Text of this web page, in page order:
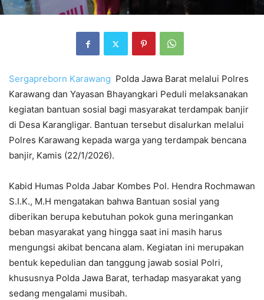
Sergapreborn Karawang Polda Jawa Barat melalui Polres
Karawang dan Yayasan Bhayangkari Peduli melaksanakan
kegiatan bantuan sosial bagi masyarakat terdampak banjir
di Desa Karangligar. Bantuan tersebut disalurkan melalui
Polres Karawang kepada warga yang terdampak bencana
banjir, Kamis (22/1/2026).
Kabid Humas Polda Jabar Kombes Pol. Hendra Rochmawan
S.I.K., M.H mengatakan bahwa Bantuan sosial yang
diberikan berupa kebutuhan pokok guna meringankan
beban masyarakat yang hingga saat ini masih harus
mengungsi akibat bencana alam. Kegiatan ini merupakan
bentuk kepedulian dan tanggung jawab sosial Polri,
khususnya Polda Jawa Barat, terhadap masyarakat yang
sedang mengalami musibah.